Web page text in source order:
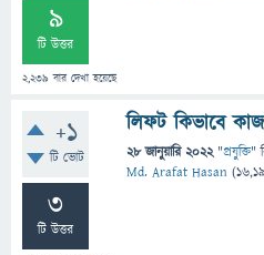
9
টি উত্তর
2,239 বার দেখা হয়েছে
+1
টি ভোট
3
টি উত্তর
লিফট কিভাবে
28 জানুয়ারি 2022 "প্রযুক্তি"
Md. Arafat Hasan (